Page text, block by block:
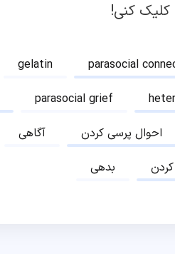
کلیک کنی!
gelatin parasocial
parasocial grief
آگاهی احوال پرسی کردن
بدهی
کردن